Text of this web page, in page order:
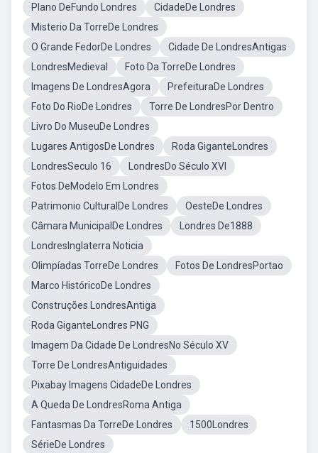
Plano DeFundo Londres
CidadeDe Londres
Misterio Da TorreDe Londres
O Grande FedorDe Londres
Cidade De LondresAntigas
LondresMedieval
Foto Da TorreDe Londres
Imagens De LondresAgora
PrefeituraDe Londres
Foto Do RioDe Londres
Torre De LondresPor Dentro
Livro Do MuseuDe Londres
Lugares AntigosDe Londres
Roda GiganteLondres
LondresSeculo 16
LondresDo Século XVI
Fotos DeModelo Em Londres
Patrimonio CulturalDe Londres
OesteDe Londres
Câmara MunicipalDe Londres
Londres De1888
LondresInglaterra Noticia
Olimpíadas TorreDe Londres
Fotos De LondresPortao
Marco HistóricoDe Londres
Construções LondresAntiga
Roda GiganteLondres PNG
Imagem Da Cidade De LondresNo Século XV
Torre De LondresAntiguidades
Pixabay Imagens CidadeDe Londres
A Queda De LondresRoma Antiga
Fantasmas Da TorreDe Londres
1500Londres
SérieDe Londres